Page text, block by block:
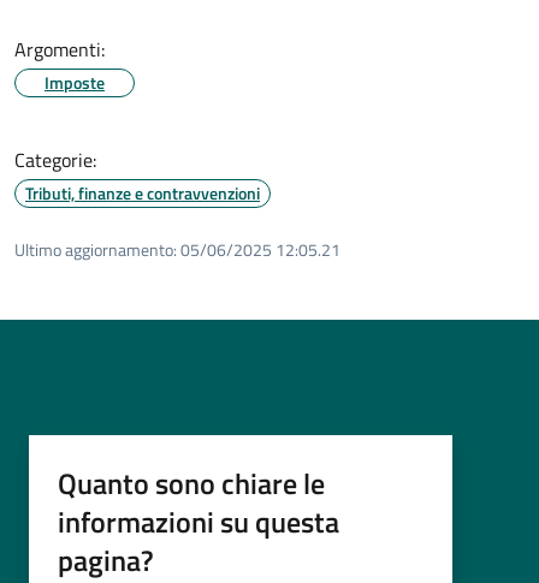
Argomenti:
Imposte
Categorie:
Tributi, finanze e contravvenzioni
Ultimo aggiornamento:05/06/2025 12:05.21
Quanto sono chiare le
informazioni su questa
pagina?